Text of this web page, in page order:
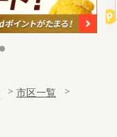
市区一覧